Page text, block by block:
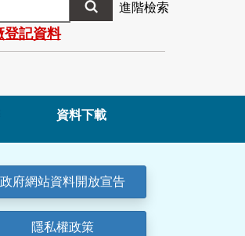
進階檢索
登記資料
資料下載
政府網站資料開放宣告
隱私權政策